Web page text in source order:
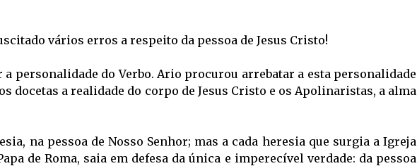
vários erros a respeito da pessoa de Jesus Cristo!
personalidade do Verbo. Ario procurou arrebatar a esta personalidade
docetas a realidade do corpo de Jesus Cristo e os Apolinaristas, a alma
na pessoa de Nosso Senhor; mas a cada heresia que surgia a Igreja
de Roma, saia em defesa da única e imperecível verdade: da pessoa